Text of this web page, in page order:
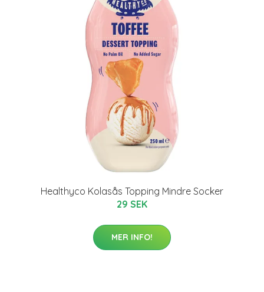
Healthyco Kolasås Topping Mindre Socker
29 SEK
MER INFO!